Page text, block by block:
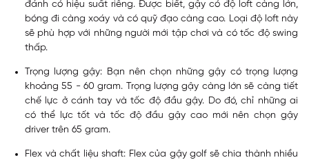
đánh có hiệu suất riêng. Được biết, gậy có độ loft càng lớn,
bóng đi càng xoáy và có quỹ đạo càng cao. Loại độ loft này
sẽ phù hợp với những người mới tập chơi và có tốc độ swing
thấp.
Trọng lượng gậy: Bạn nên chọn những gậy có trọng lượng
khoảng 55 - 60 gram. Trọng lượng gậy càng lớn sẽ càng tiết
chế lực ở cánh tay và tốc độ đầu gậy. Do đó, chỉ những ai
có thể lực tốt và tốc độ đầu gậy cao mới nên chọn gậy
driver trên 65 gram.
Flex và chất liệu shaft: Flex của gậy golf sẽ chia thành nhiều